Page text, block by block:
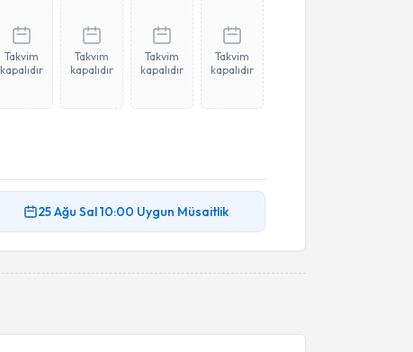
Takvim
kapalıdır
Takvim
kapalıdır
Takvim
kapalıdır
Takvim
kapalıdır
25 Ağu Sal10:00 Uygun Müsaitlik